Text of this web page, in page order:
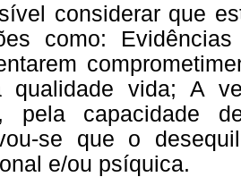
considerar que
como:
qualidade vida; A
pela capacidade
se que o
e/ou psíquica.